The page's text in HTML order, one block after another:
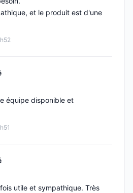
et le produit est d'une
équipe disponible et
utile et sympathique. Très